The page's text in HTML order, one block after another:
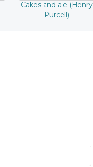
Cakes and ale (Henry
Purcell)